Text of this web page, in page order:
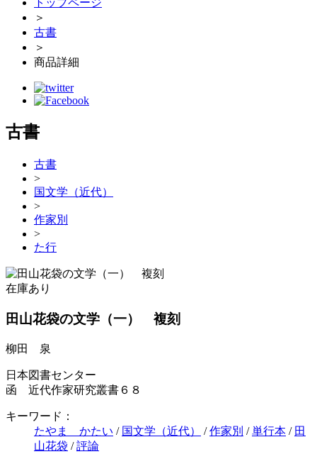
＞
古書
＞
商品詳細
古書
古書
>
国文学（近代）
>
作家別
>
た行
在庫あり
田山花袋の文学（一） 複刻
柳田 泉
日本図書センター
函 近代作家研究叢書６８
キーワード：
たやま かたい / 国文学（近代） /作家別 /単行本 / 田
山花袋 /評論